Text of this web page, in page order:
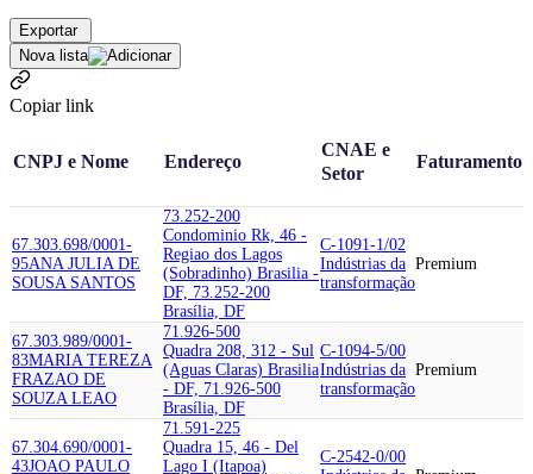
Exportar
Nova lista
Copiar link
CNPJ e Nome Endereço
CNAE e
Setor
Faturamento
67.303.698/0001-
95ANA JULIA DE
SOUSA SANTOS
73.252-200
Condominio Rk, 46 -
Regiao dos Lagos
(Sobradinho) Brasilia -
DF, 73.252-200
Brasília, DF
C-1091-1/02
Indústrias da
transformação
Premium
67.303.989/0001-
83MARIA TEREZA
FRAZAO DE
SOUZA LEAO
71.926-500
Quadra 208, 312 - Sul
(Aguas Claras) Brasilia
- DF, 71.926-500
Brasília, DF
C-1094-5/00
Indústrias da
transformação
Premium
67.304.690/0001-
43JOAO PAULO
71.591-225
Quadra 15, 46 - Del
Lago I (Itapoa)
C-2542-0/00